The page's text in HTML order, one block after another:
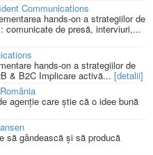
Communications
hands-on a strategiilor de
comunicate de presă, interviuri,...
hands-on a strategiilor de
& B2C Implicare activă... [detalii]
agenție care știe că o idee bună
să gândească și să producă